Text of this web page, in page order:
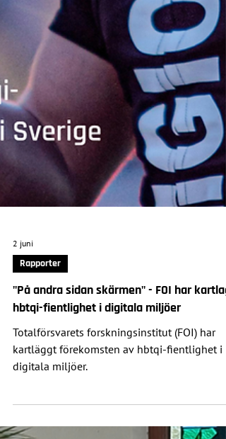
Rapporter
"På andra sidan skärmen" - FOI har
Totalförsvarets forskningsinstitut (FOI) har
kartläggt förekomsten av hbtqi-fientlighet i